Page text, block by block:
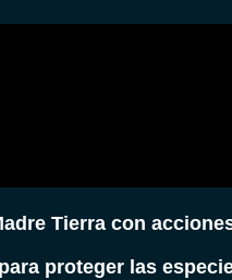
Tierra con
proteger las